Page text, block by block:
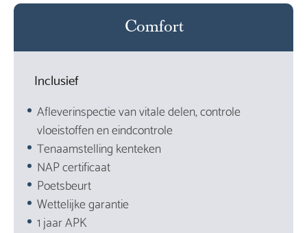
Comfort
Inclusief
Afleverinspectie van vitale delen, controle
vloeistoffen en eindcontrole
Tenaamstelling kenteken
NAP certificaat
Poetsbeurt
Wettelijke garantie
1 jaar APK